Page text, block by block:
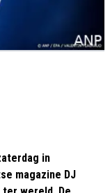
in
magazine DJ